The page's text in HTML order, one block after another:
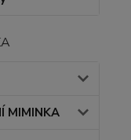
MIMINKA